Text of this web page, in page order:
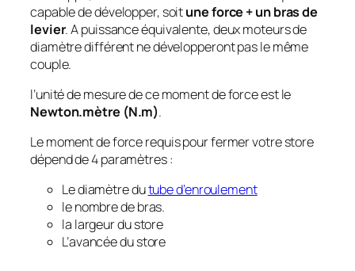
capable de développer, soitune force + un bras de
levier. A puissance équivalente, deux moteurs de
diamètre différent ne développeront pas le même
couple.
l’unité de mesure de ce moment de force est le
Newton.mètre (N.m).
Le moment de force requis pour fermer votre store
dépend de 4 paramètres :
Le diamètre dutube d’enroulement
le nombre de bras.
la largeur du store
L’avancée du store